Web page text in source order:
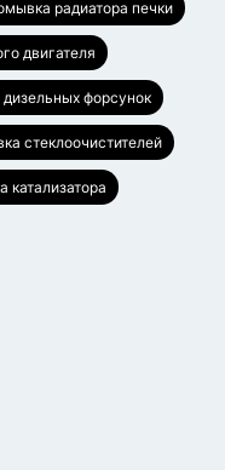
радиатора печки
двигателя
форсунок
стеклоочистителей
катализатора